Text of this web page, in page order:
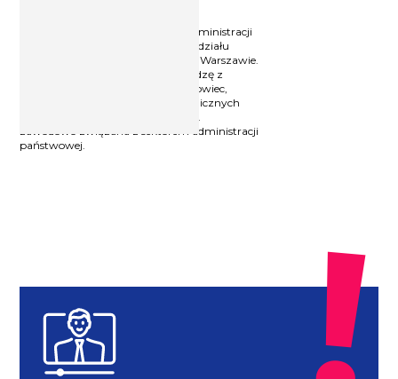
Absolwentka Wydziału Prawa i Administracji
Uniwersytetu Gdańskiego oraz Wydziału
Psychologii Uniwersytetu SWPS w Warszawie.
Od ponad 20 lat popularyzuje wiedzę z
zakresu prawa pracy jako szkoleniowiec,
wykładowca akademicki i autorka licznych
publikacji z tej dziedziny. Od 1999 r.
zawodowo związana z sektorem administracji
państwowej.